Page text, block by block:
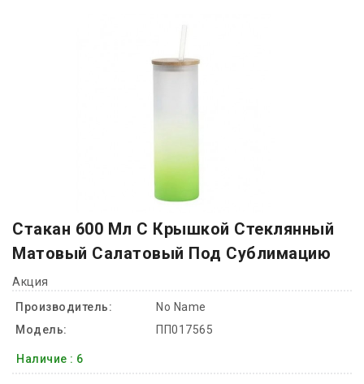
Стакан 600 Мл С Крышкой Стеклянный
Матовый Салатовый Под Сублимацию
Акция
Производитель:
No Name
Модель:
ПП017565
Наличие : 6